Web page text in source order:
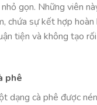
gọn. Những viên
chứa sự kết hợp hoàn
tiện và không tạo
phê
dạng cà phê được